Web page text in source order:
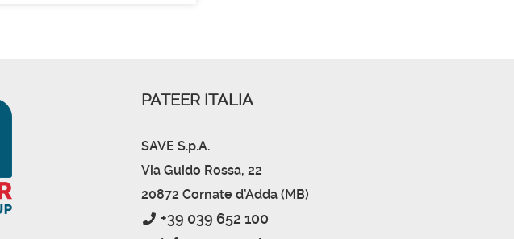
PATEER ITALIA
SAVE S.p.A.
Via Guido Rossa, 22
20872 Cornate d’Adda (MB)
+39 039 652 100